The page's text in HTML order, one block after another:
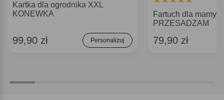
Kartka dla ogrodnika XXL
KONEWKA
99,90 zł Personalizuj
Fartuch dla mamy
PRZESADZAM
79,90 zł